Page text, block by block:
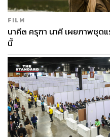
FILM
นาคี๓ ครุฑา นาคี เผยภาพชุด
นี้